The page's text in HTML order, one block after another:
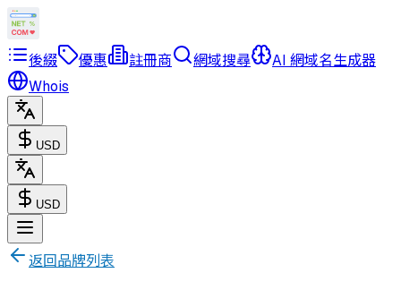
後綴 優惠 註冊商 網域搜尋
AI 網域名生成器
Whois
USD
USD
返回品牌列表